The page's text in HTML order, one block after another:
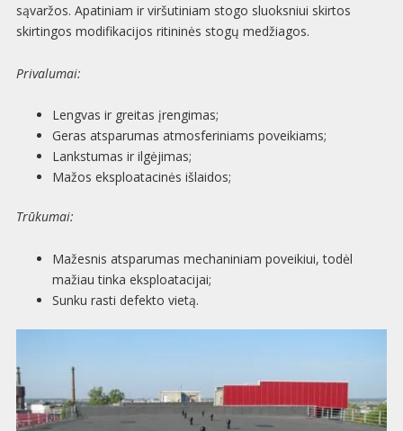
sąvaržos. Apatiniam ir viršutiniam stogo sluoksniui skirtos
skirtingos modifikacijos ritininės stogų medžiagos.
Privalumai:
Lengvas ir greitas įrengimas;
Geras atsparumas atmosferiniams poveikiams;
Lankstumas ir ilgėjimas;
Mažos eksploatacinės išlaidos;
Trūkumai:
Mažesnis atsparumas mechaniniam poveikiui, todėl
mažiau tinka eksploatacijai;
Sunku rasti defekto vietą.